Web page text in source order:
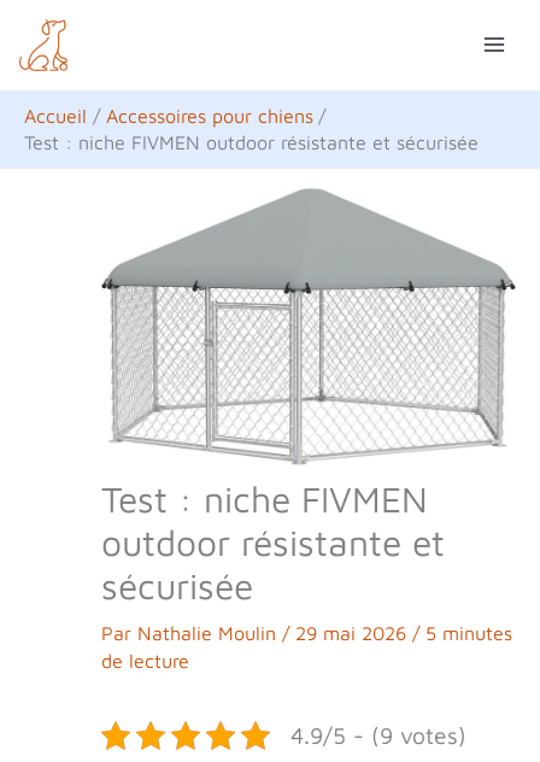
contenu
Accueil
Accessoires pour chiens
Test : niche FIVMEN outdoor résistante et sécurisée
Test : niche FIVMEN
outdoor résistante et
sécurisée
Par Nathalie Moulin / 29 mai 2026 / 5 minutes
de lecture
4.9/5 - (9 votes)
e
c
h
e